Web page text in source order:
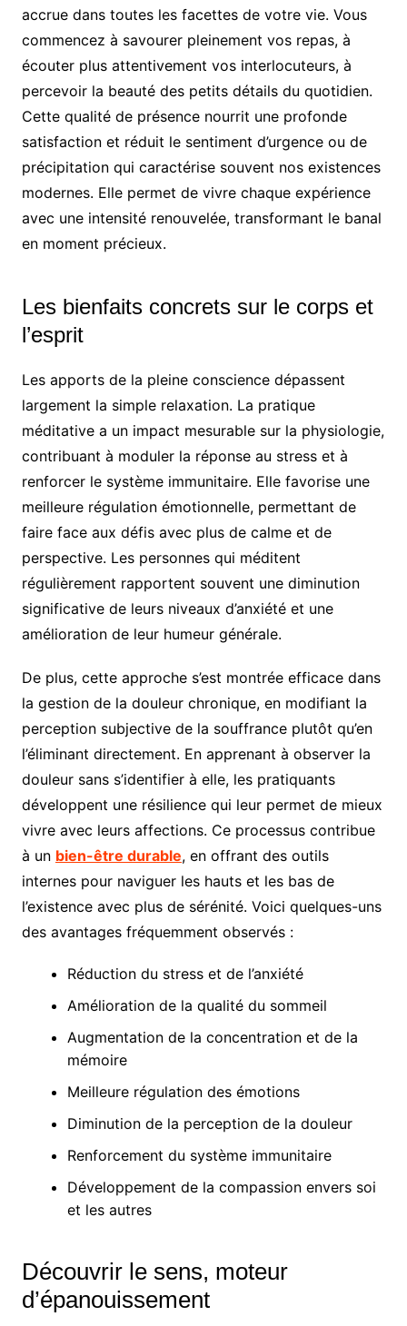
accrue dans toutes les facettes de votre vie. Vous
commencez à savourer pleinement vos repas, à
écouter plus attentivement vos interlocuteurs, à
percevoir la beauté des petits détails du quotidien.
Cette qualité de présence nourrit une profonde
satisfaction et réduit le sentiment d’urgence ou de
précipitation qui caractérise souvent nos existences
modernes. Elle permet de vivre chaque expérience
avec une intensité renouvelée, transformant le banal
en moment précieux.
Les bienfaits concrets sur le corps et
l’esprit
Les apports de la pleine conscience dépassent
largement la simple relaxation. La pratique
méditative a un impact mesurable sur la physiologie,
contribuant à moduler la réponse au stress et à
renforcer le système immunitaire. Elle favorise une
meilleure régulation émotionnelle, permettant de
faire face aux défis avec plus de calme et de
perspective. Les personnes qui méditent
régulièrement rapportent souvent une diminution
significative de leurs niveaux d’anxiété et une
amélioration de leur humeur générale.
De plus, cette approche s’est montrée efficace dans
la gestion de la douleur chronique, en modifiant la
perception subjective de la souffrance plutôt qu’en
l’éliminant directement. En apprenant à observer la
douleur sans s’identifier à elle, les pratiquants
développent une résilience qui leur permet de mieux
vivre avec leurs affections. Ce processus contribue
à un bien-être durable, en offrant des outils
internes pour naviguer les hauts et les bas de
l’existence avec plus de sérénité. Voici quelques-uns
des avantages fréquemment observés :
Réduction du stress et de l’anxiété
Amélioration de la qualité du sommeil
Augmentation de la concentration et de la
mémoire
Meilleure régulation des émotions
Diminution de la perception de la douleur
Renforcement du système immunitaire
Développement de la compassion envers soi
et les autres
Découvrir le sens, moteur
d’épanouissement